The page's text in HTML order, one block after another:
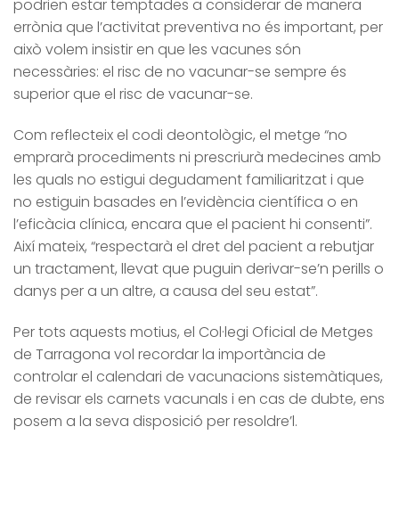
podrien estar temptades a considerar de manera
errònia que l’activitat preventiva no és important, per
això volem insistir en que les vacunes són
necessàries: el risc de no vacunar-se sempre és
superior que el risc de vacunar-se.
Com reflecteix el codi deontològic, el metge “no
emprarà procediments ni prescriurà medecines amb
les quals no estigui degudament familiaritzat i que
no estiguin basades en l’evidència científica o en
l’eficàcia clínica, encara que el pacient hi consenti”.
Així mateix, “respectarà el dret del pacient a rebutjar
un tractament, llevat que puguin derivar-se’n perills o
danys per a un altre, a causa del seu estat”.
Per tots aquests motius, el Col·legi Oficial de Metges
de Tarragona vol recordar la importància de
controlar el calendari de vacunacions sistemàtiques,
de revisar els carnets vacunals i en cas de dubte, ens
posem a la seva disposició per resoldre’l.